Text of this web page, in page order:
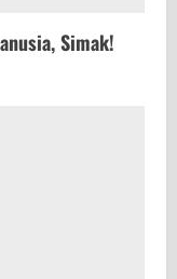
Simak!